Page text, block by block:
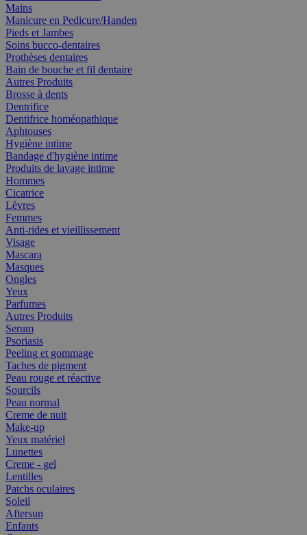
Mains
Manicure en Pedicure/Handen
Pieds et Jambes
Soins bucco-dentaires
Prothèses dentaires
Bain de bouche et fil dentaire
Autres Produits
Brosse à dents
Dentrifice
Dentifrice homéopathique
Aphtouses
Hygiène intime
Bandage d'hygiène intime
Produits de lavage intime
Hommes
Cicatrice
Lèvres
Femmes
Anti-rides et vieillissement
Visage
Mascara
Masques
Ongles
Yeux
Parfumes
Autres Produits
Serum
Psoriasis
Peeling et gommage
Taches de pigment
Peau rouge et réactive
Sourcils
Peau normal
Creme de nuit
Make-up
Yeux matériel
Lunettes
Creme - gel
Lentilles
Patchs oculaires
Soleil
Aftersun
Enfants